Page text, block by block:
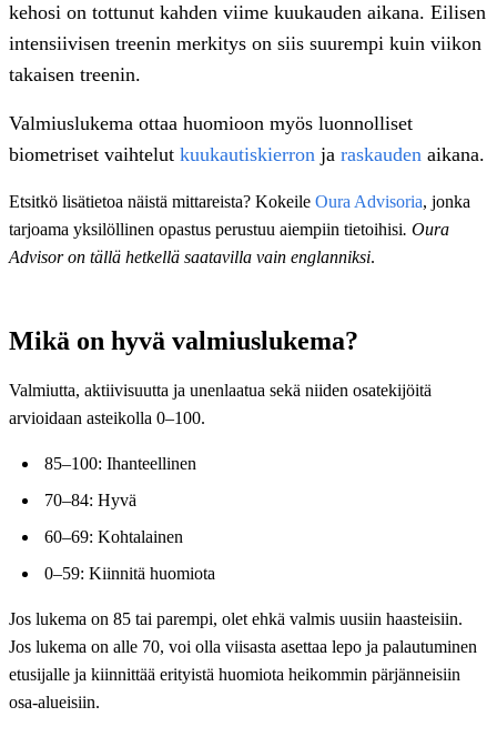
kehosi on tottunut kahden viime kuukauden aikana. Eilisen
intensiivisen treenin merkitys on siis suurempi kuin viikon
takaisen treenin.
Valmiuslukema ottaa huomioon myös luonnolliset
biometriset vaihtelut kuukautiskierron ja raskauden aikana.
Etsitkö lisätietoa näistä mittareista? Kokeile Oura Advisoria, jonka
tarjoama yksilöllinen opastus perustuu aiempiin tietoihisi. Oura
Advisor on tällä hetkellä saatavilla vain englanniksi.
Mikä on hyvä valmiuslukema?
Valmiutta, aktiivisuutta ja unenlaatua sekä niiden osatekijöitä
arvioidaan asteikolla 0–100.
85–100: Ihanteellinen
70–84: Hyvä
60–69: Kohtalainen
0–59: Kiinnitä huomiota
Jos lukema on 85 tai parempi, olet ehkä valmis uusiin haasteisiin.
Jos lukema on alle 70, voi olla viisasta asettaa lepo ja palautuminen
etusijalle ja kiinnittää erityistä huomiota heikommin pärjänneisiin
osa-alueisiin.